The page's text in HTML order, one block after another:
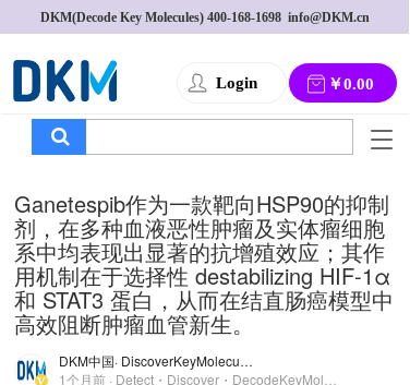
DKM(Decode Key Molecules) 400-168-1698
  info@DKM.cn
Login ￥0.00
T
g
l
e
n
a
v
Ganetespib作为一款靶向HSP90的抑制
剂，在多种血液恶性肿瘤及实体瘤细胞
系中均表现出显著的抗增殖效应；其作
用机制在于选择性 destabilizing HIF-1α
和 STAT3 蛋白，从而在结直肠癌模型中
高效阻断肿瘤血管新生。
DKM中国
· DiscoverKeyMolecules